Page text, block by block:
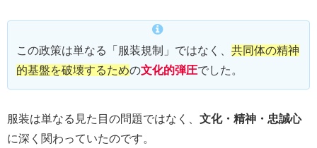
この政策は単なる「服装規制」ではなく、 共同体の精神
的基盤を破壊するための文化的弾圧でした。
服装は単なる見た目の問題ではなく、 文化・精神・忠誠心
に深く関わっていたのです。